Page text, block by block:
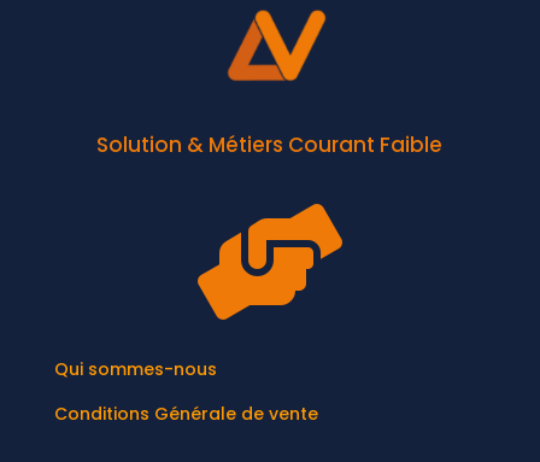
Solution & Métiers Courant Faible

Qui sommes-nous
Conditions Générale de vente